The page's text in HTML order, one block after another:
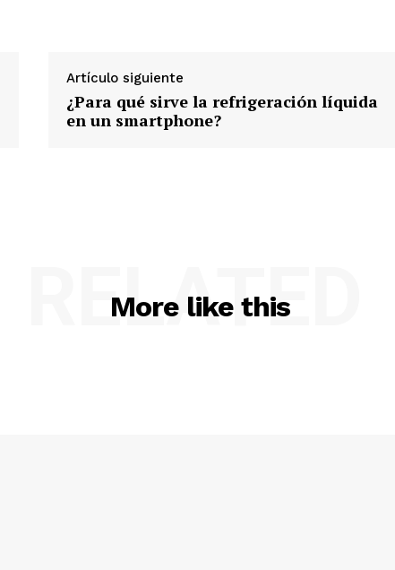
Artículo siguiente
¿Para qué sirve la refrigeración líquida
en un smartphone?
More like this
RELATED